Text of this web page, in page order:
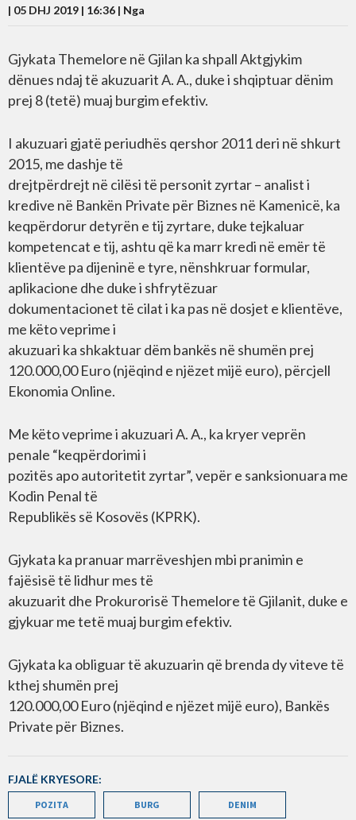
| 05 DHJ 2019 | 16:36 | Nga
Gjykata Themelore në Gjilan ka shpall Aktgjykim
dënues ndaj të akuzuarit A. A., duke i shqiptuar dënim
prej 8 (tetë) muaj burgim efektiv.
I akuzuari gjatë periudhës qershor 2011 deri në shkurt
2015, me dashje të
drejtpërdrejt në cilësi të personit zyrtar – analist i
kredive në Bankën Private për Biznes në Kamenicë, ka
keqpërdorur detyrën e tij zyrtare, duke tejkaluar
kompetencat e tij, ashtu që ka marr kredi në emër të
klientëve pa dijeninë e tyre, nënshkruar formular,
aplikacione dhe duke i shfrytëzuar
dokumentacionet të cilat i ka pas në dosjet e klientëve,
me këto veprime i
akuzuari ka shkaktuar dëm bankës në shumën prej
120.000,00 Euro (njëqind e njëzet mijë euro), përcjell
Ekonomia Online.
Me këto veprime i akuzuari A. A., ka kryer veprën
penale “keqpërdorimi i
pozitës apo autoritetit zyrtar”, vepër e sanksionuara me
Kodin Penal të
Republikës së Kosovës (KPRK).
Gjykata ka pranuar marrëveshjen mbi pranimin e
fajësisë të lidhur mes të
akuzuarit dhe Prokurorisë Themelore të Gjilanit, duke e
gjykuar me tetë muaj burgim efektiv.
Gjykata ka obliguar të akuzuarin që brenda dy viteve të
kthej shumën prej
120.000,00 Euro (njëqind e njëzet mijë euro), Bankës
Private për Biznes.
FJALË KRYESORE:
POZITA BURG DENIM